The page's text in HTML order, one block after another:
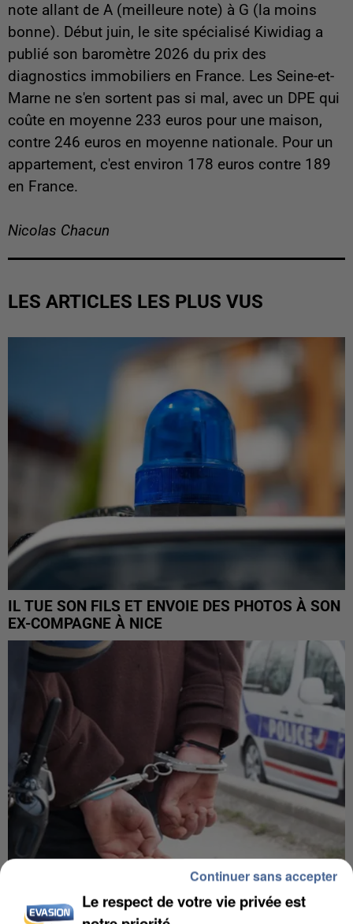
note allant de A (meilleure note) à G (la moins
bonne). Début juin, le site spécialisé Kiwidiag a
publié son baromètre 2026 du prix des
diagnostics immobiliers en France. Les Seine-et-
Marne ne s'en sortent pas si mal, avec un DPE qui
coûte en moyenne 233 euros pour une maison,
contre 246 euros en moyenne nationale. Pour un
appartement, c'est environ 178 euros contre 189
en France.
Nicolas Chacun
LES ARTICLES LES PLUS VUS
IL TUE SON FILS ET ENVOIE DES PHOTOS À SON
EX-COMPAGNE À NICE
L’UN DES FONDATEURS SUPPOSÉS DE LA DZ
Le respect de votre vie privée est
Continuer sans accepter